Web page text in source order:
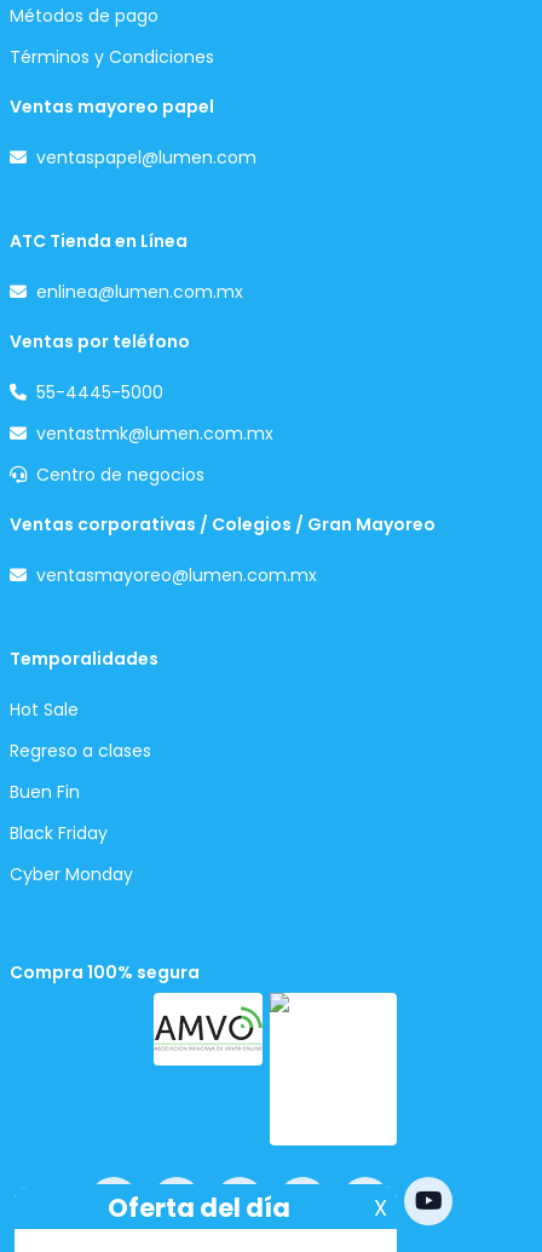
Métodos de pago
Términos y Condiciones
Ventas mayoreo papel
ventaspapel@lumen.com
ATC Tienda en Línea
enlinea@lumen.com.mx
Ventas por teléfono
55-4445-5000
ventastmk@lumen.com.mx
Centro de negocios
Ventas corporativas / Colegios / Gran Mayoreo
ventasmayoreo@lumen.com.mx
Temporalidades
Hot Sale
Regreso a clases
Buen Fin
Black Friday
Cyber Monday
Compra 100% segura